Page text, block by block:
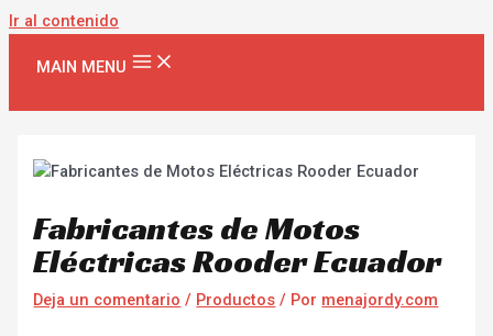
Ir al contenido
MAIN MENU
Fabricantes de Motos
Eléctricas Rooder Ecuador
Deja un comentario / Productos / Por menajordy.com